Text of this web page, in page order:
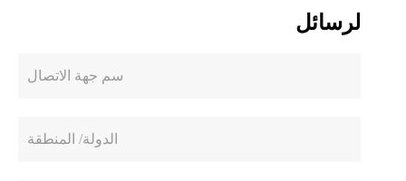
لرسائل
سم جهة الاتصال
الدولة/ المنطقة